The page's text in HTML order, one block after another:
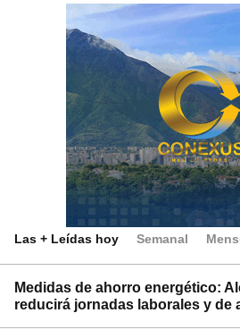
Las + Leídas hoy Semanal
Medidas de ahorro energético:
reducirá jornadas laborales y de